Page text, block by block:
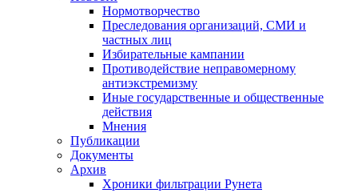
Нормотворчество
Преследования организаций, СМИ и
частных лиц
Избирательные кампании
Противодействие неправомерному
антиэкстремизму
Иные государственные и общественные
действия
Мнения
Публикации
Документы
Архив
Хроники фильтрации Рунета